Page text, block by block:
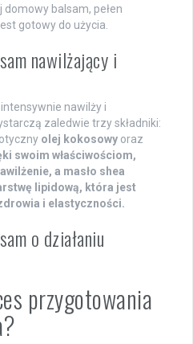
balsam, pełen
gotowy do użycia.
nawilżający i
nawilży i
zaledwie trzy składniki:
olej kokosowy oraz
swoim właściwościom,
a masło shea
lipidową, która jest
i elastyczności.
o działaniu
przygotowania